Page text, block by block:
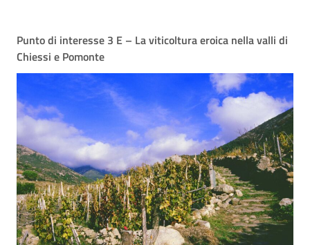
Punto di interesse 3 E – La viticoltura eroica nella valli di
Chiessi e Pomonte